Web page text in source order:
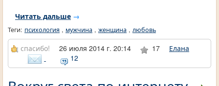
Читать дальше →
Теги: психология , мужчина , женщина , любовь
спасибо! 26 июля 2014 г. 20:14 17
Елана
12